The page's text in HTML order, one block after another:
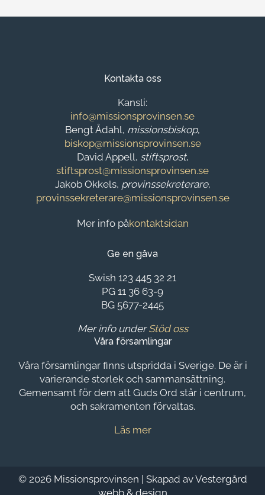
Kontakta oss
Kansli:
info@missionsprovinsen.se
Bengt Ådahl, missionsbiskop,
biskop@missionsprovinsen.se
David Appell, stiftsprost,
stiftsprost@missionsprovinsen.se
Jakob Okkels, provinssekreterare,
provinssekreterare@missionsprovinsen.se
Mer info påkontaktsidan
Ge en gåva
Swish 123 445 32 21
PG 11 36 63-9
BG 5677-2445
Mer info underStöd oss
Våra församlingar
Våra församlingar finns utspridda i Sverige. De är i
varierande storlek och sammansättning.
Gemensamt för dem att Guds Ord står i centrum,
och sakramenten förvaltas.
Läs mer
© 2026 Missionsprovinsen | Skapad avVestergård